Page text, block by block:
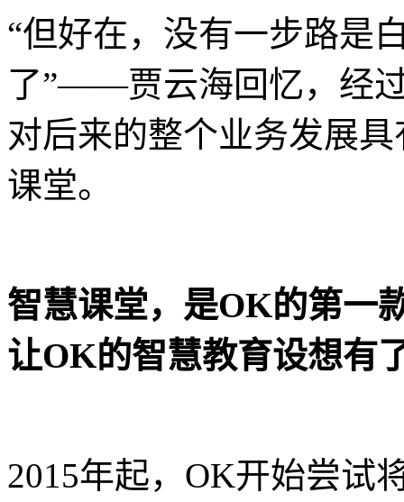
“但好在，没有一步路是
了”——贾云海回忆，经
对后来的整个业务发展
课堂。
智慧课堂，是OK的第一
让OK的智慧教育设想有
2015年起，OK开始尝试